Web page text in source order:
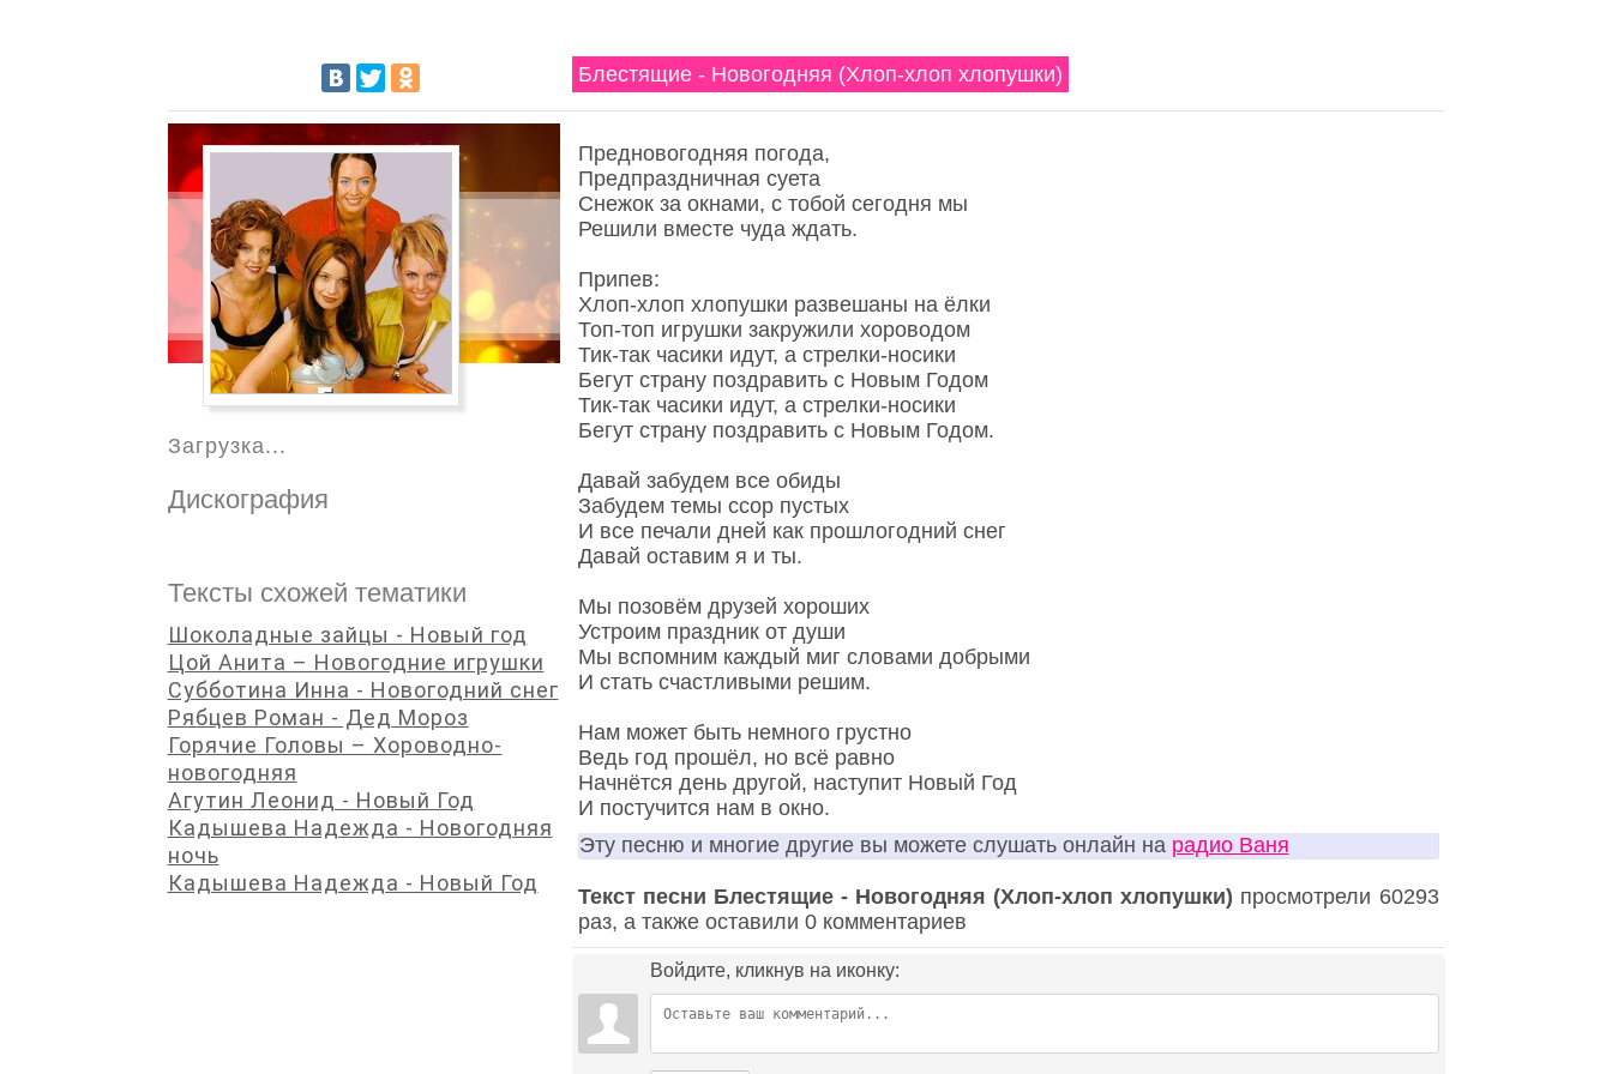
Блестящие - Новогодняя (Хлоп-хлоп хлопушки)
Предновогодняя погода,
Предпраздничная суета
Снежок за окнами, с тобой сегодня мы
Решили вместе чуда ждать.
Припев:
Хлоп-хлоп хлопушки развешаны на ёлки
Топ-топ игрушки закружили хороводом
Тик-так часики идут, а стрелки-носики
Бегут страну поздравить с Новым Годом
Тик-так часики идут, а стрелки-носики
Бегут страну поздравить с Новым Годом.
Давай забудем все обиды
Забудем темы ссор пустых
И все печали дней как прошлогодний снег
Давай оставим я и ты.
Мы позовём друзей хороших
Устроим праздник от души
Мы вспомним каждый миг словами добрыми
И стать счастливыми решим.
Нам может быть немного грустно
Ведь год прошёл, но всё равно
Начнётся день другой, наступит Новый Год
И постучится нам в окно.
Эту песню и многие другие вы можете слушать онлайн на радио Ваня
Текст песни Блестящие - Новогодняя (Хлоп-хлоп хлопушки) просмотрели 60293
раз, а также оставили 0 комментариев
Войдите, кликнув на иконку:
Загрузка...
Дискография
Тексты схожей тематики
Шоколадные зайцы - Новый год
Цой Анита – Новогодние игрушки
Субботина Инна - Новогодний снег
Рябцев Роман - Дед Мороз
Горячие Головы – Хороводно-
новогодняя
Агутин Леонид - Новый Год
Кадышева Надежда - Новогодняя
ночь
Кадышева Надежда - Новый Год